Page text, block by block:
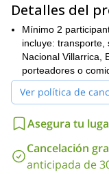
estar seguro de que
opción. La
Para unirte a mí en
una solicitud.
¿Te gustaría escalar
únete a mí en esta
Detalles del
Mínimo 2
incluye: transporte,
Nacional Villarrica,
porteadores o
Ver política de
Asegura tu
Cancelación
anticipada de